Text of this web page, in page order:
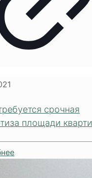
срочная
площади